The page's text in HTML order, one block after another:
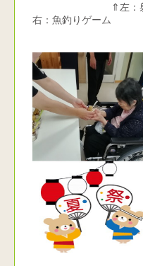
⇑左：射的、中
右：魚釣りゲーム